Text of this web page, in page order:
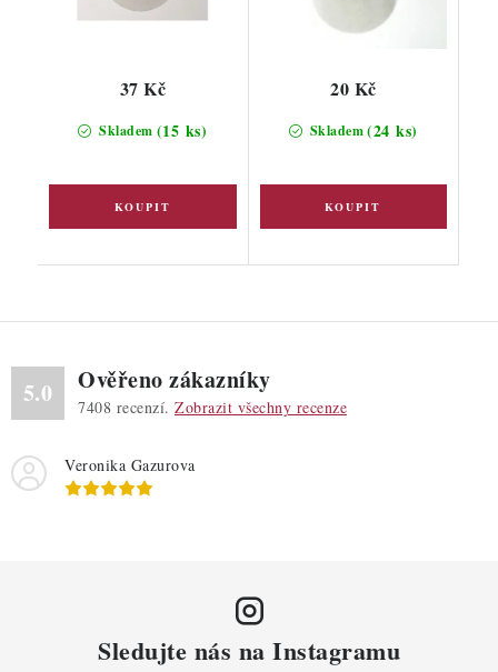
Skladem (15 ks)
37 Kč
Skladem(24 ks)
20 Kč
5.0 Ověřeno zákazníky
7408 recenzí. Zobrazit všechny recenze
Veronika Gazurova
Sledujte nás na Instagramu